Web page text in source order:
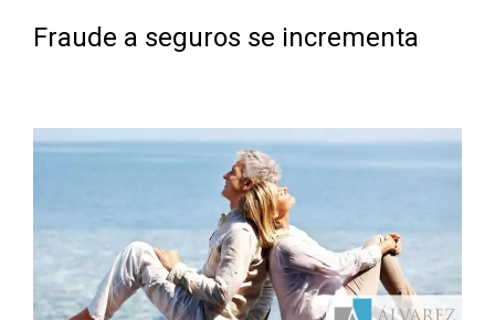
Fraude a seguros se incrementa